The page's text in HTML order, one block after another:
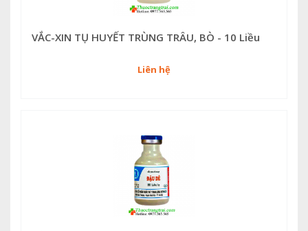
VẮC-XIN TỤ HUYẾT TRÙNG TRÂU, BÒ - 10 Liều
Liên hệ